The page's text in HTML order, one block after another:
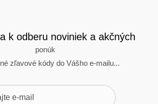
k odberu noviniek a akčných
ponúk
zľavové kódy do Vášho e-mailu...